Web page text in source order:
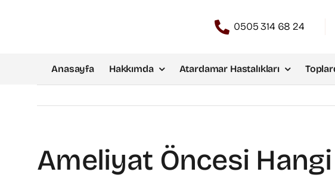
0505 314 68 24
Anasayfa Hakkımda Atardamar Hastalıkları
Ameliyat Öncesi